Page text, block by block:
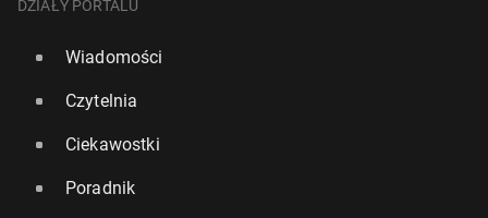
DZIAŁY PORTALU
Wiadomości
Czytelnia
Ciekawostki
Poradnik